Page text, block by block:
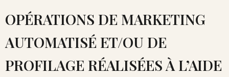
OPÉRATIONS DE MARKETING
AUTOMATISÉ ET/OU DE
PROFILAGE RÉALISÉES À L’AIDE